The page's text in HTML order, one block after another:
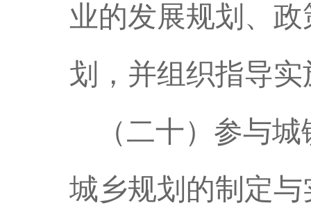
业的发展规划、
划，并组织指导实
（二十）参与
城乡规划的制定与